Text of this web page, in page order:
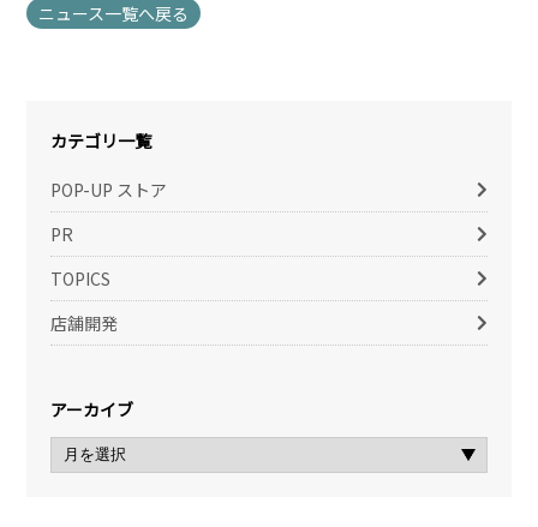
ニュース一覧へ戻る
カテゴリ一覧
POP-UP ストア
PR
TOPICS
店舗開発
アーカイブ